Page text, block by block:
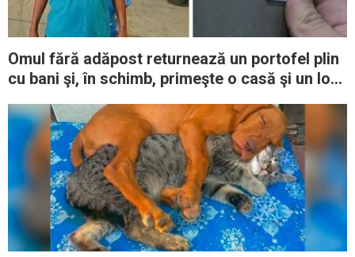
Omul fără adăpost returnează un portofel plin
cu bani şi, în schimb, primeşte o casă şi un loc